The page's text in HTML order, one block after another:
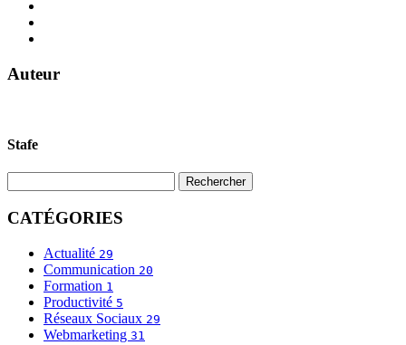
Auteur
Stafe
CATÉGORIES
Actualité 29
Communication 20
Formation 1
Productivité 5
Réseaux Sociaux 29
Webmarketing 31